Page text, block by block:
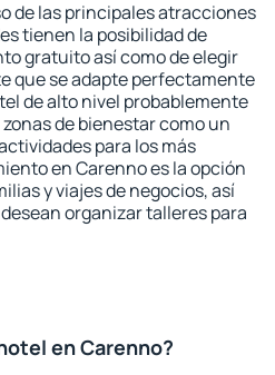
de las principales atracciones
tienen la posibilidad de
gratuito así como de elegir
que se adapte perfectamente
de alto nivel probablemente
de bienestar como un
para los más
en Carenno es la opción
y viajes de negocios, así
organizar talleres para
en Carenno?